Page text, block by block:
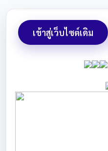
เข้าสู่เว็บไซต์เดิม